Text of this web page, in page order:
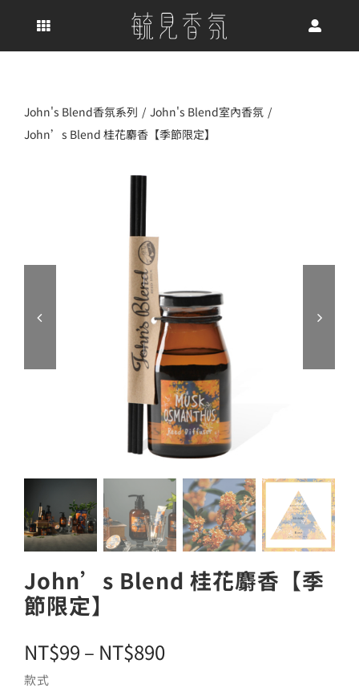
John's Blend香氛系列
John's Blend室內香氛
John’s Blend 桂花麝香【季節限定】
John’s Blend 桂花麝香【季
節限定】
NT$99 – NT$890價
款式